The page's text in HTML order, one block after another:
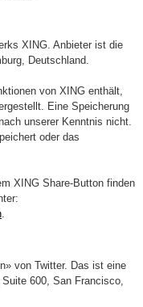
XING. Anbieter ist die
Deutschland.
von XING enthält,
Eine Speicherung
unserer Kenntnis nicht.
oder das
XING Share-Button finden
.
von Twitter. Das ist eine
600, San Francisco,